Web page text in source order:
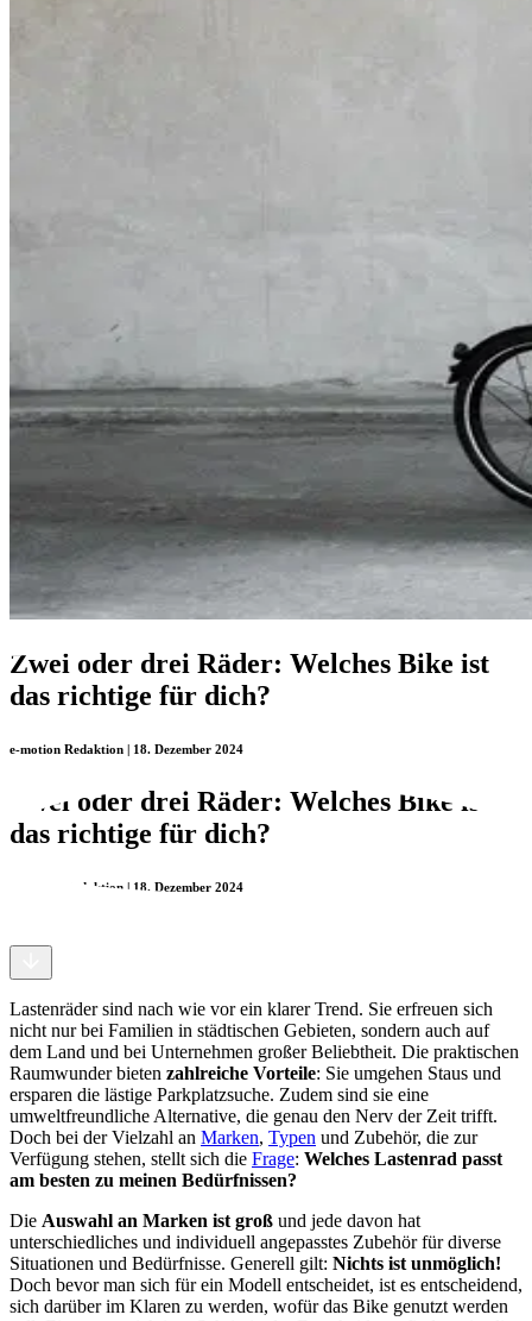
Zwei oder drei Räder: Welches Bike ist
das richtige für dich?
e-motion Redaktion | 18. Dezember 2024
Zwei oder drei Räder: Welches Bike ist
das richtige für dich?
e-motion Redaktion | 18. Dezember 2024
Lastenräder sind nach wie vor ein klarer Trend. Sie erfreuen sich
nicht nur bei Familien in städtischen Gebieten, sondern auch auf
dem Land und bei Unternehmen großer Beliebtheit. Die praktischen
Raumwunder bieten zahlreiche Vorteile: Sie umgehen Staus und
ersparen die lästige Parkplatzsuche. Zudem sind sie eine
umweltfreundliche Alternative, die genau den Nerv der Zeit trifft.
Doch bei der Vielzahl an Marken, Typen und Zubehör, die zur
Verfügung stehen, stellt sich die Frage: Welches Lastenrad passt
am besten zu meinen Bedürfnissen?
Die Auswahl an Marken ist groß und jede davon hat
unterschiedliches und individuell angepasstes Zubehör für diverse
Situationen und Bedürfnisse. Generell gilt: Nichts ist unmöglich!
Doch bevor man sich für ein Modell entscheidet, ist es entscheidend,
sich darüber im Klaren zu werden, wofür das Bike genutzt werden